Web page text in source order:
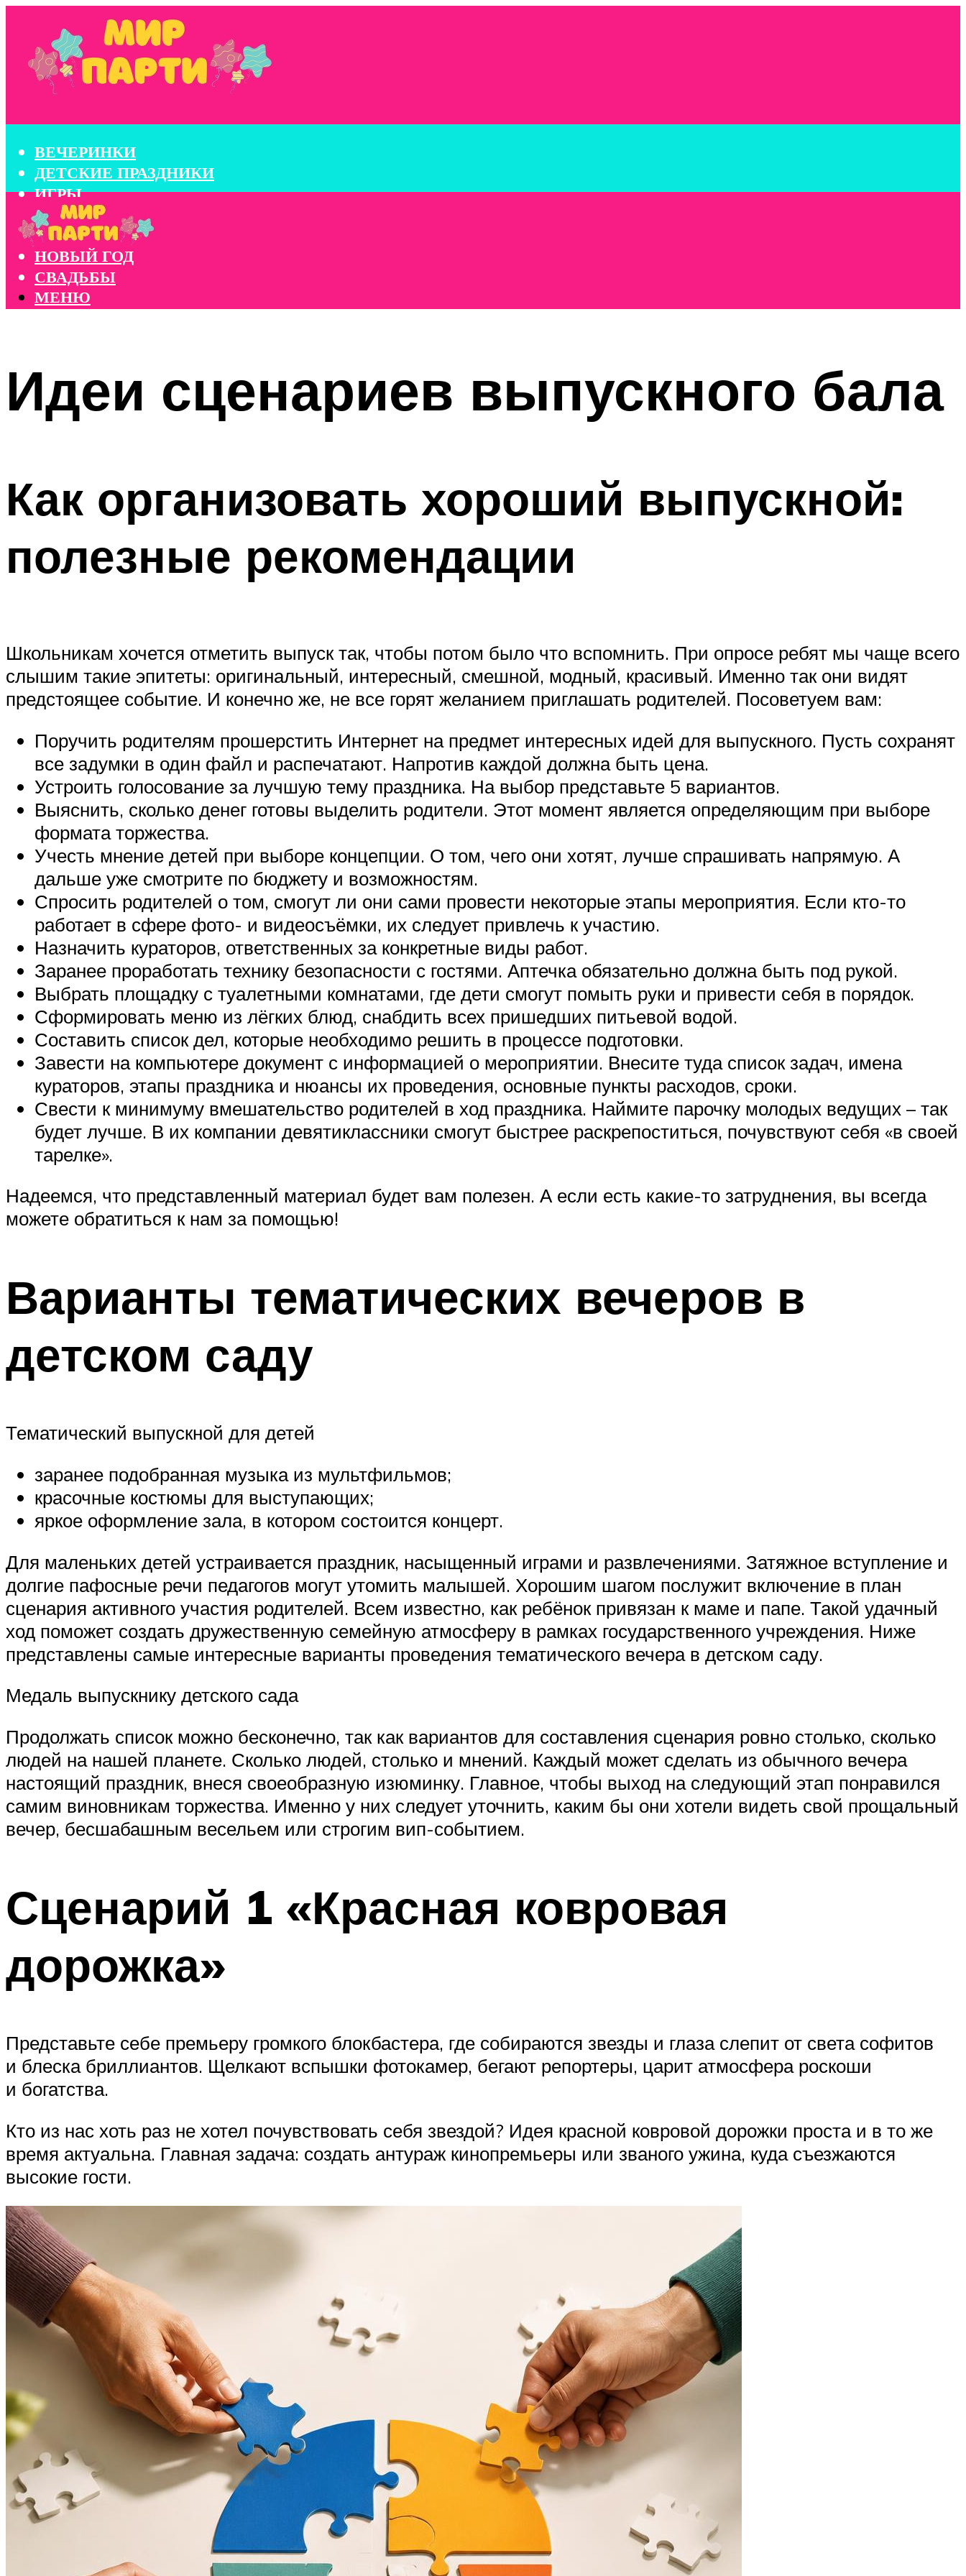
ВЕЧЕРИНКИ
ДЕТСКИЕ ПРАЗДНИКИ
ИГРЫ
КОНКУРСЫ
КОРПОРАТИВЫ
НОВЫЙ ГОД
СВАДЬБЫ
МЕНЮ
Идеи сценариев выпускного бала
Как организовать хороший выпускной:
полезные рекомендации
Школьникам хочется отметить выпуск так, чтобы потом было что вспомнить. При опросе ребят мы чаще всего
слышим такие эпитеты: оригинальный, интересный, смешной, модный, красивый. Именно так они видят
предстоящее событие. И конечно же, не все горят желанием приглашать родителей. Посоветуем вам:
Поручить родителям прошерстить Интернет на предмет интересных идей для выпускного. Пусть сохранят
все задумки в один файл и распечатают. Напротив каждой должна быть цена.
Устроить голосование за лучшую тему праздника. На выбор представьте 5 вариантов.
Выяснить, сколько денег готовы выделить родители. Этот момент является определяющим при выборе
формата торжества.
Учесть мнение детей при выборе концепции. О том, чего они хотят, лучше спрашивать напрямую. А
дальше уже смотрите по бюджету и возможностям.
Спросить родителей о том, смогут ли они сами провести некоторые этапы мероприятия. Если кто-то
работает в сфере фото- и видеосъёмки, их следует привлечь к участию.
Назначить кураторов, ответственных за конкретные виды работ.
Заранее проработать технику безопасности с гостями. Аптечка обязательно должна быть под рукой.
Выбрать площадку с туалетными комнатами, где дети смогут помыть руки и привести себя в порядок.
Сформировать меню из лёгких блюд, снабдить всех пришедших питьевой водой.
Составить список дел, которые необходимо решить в процессе подготовки.
Завести на компьютере документ с информацией о мероприятии. Внесите туда список задач, имена
кураторов, этапы праздника и нюансы их проведения, основные пункты расходов, сроки.
Свести к минимуму вмешательство родителей в ход праздника. Наймите парочку молодых ведущих – так
будет лучше. В их компании девятиклассники смогут быстрее раскрепоститься, почувствуют себя «в своей
тарелке».
Надеемся, что представленный материал будет вам полезен. А если есть какие-то затруднения, вы всегда
можете обратиться к нам за помощью!
Варианты тематических вечеров в
детском саду
Тематический выпускной для детей
заранее подобранная музыка из мультфильмов;
красочные костюмы для выступающих;
яркое оформление зала, в котором состоится концерт.
Для маленьких детей устраивается праздник, насыщенный играми и развлечениями. Затяжное вступление и
долгие пафосные речи педагогов могут утомить малышей. Хорошим шагом послужит включение в план
сценария активного участия родителей. Всем известно, как ребёнок привязан к маме и папе. Такой удачный
ход поможет создать дружественную семейную атмосферу в рамках государственного учреждения. Ниже
представлены самые интересные варианты проведения тематического вечера в детском саду.
Медаль выпускнику детского сада
Продолжать список можно бесконечно, так как вариантов для составления сценария ровно столько, сколько
людей на нашей планете. Сколько людей, столько и мнений. Каждый может сделать из обычного вечера
настоящий праздник, внеся своеобразную изюминку. Главное, чтобы выход на следующий этап понравился
самим виновникам торжества. Именно у них следует уточнить, каким бы они хотели видеть свой прощальный
вечер, бесшабашным весельем или строгим вип-событием.
Сценарий 1 «Красная ковровая
дорожка»
Представьте себе премьеру громкого блокбастера, где собираются звезды и глаза слепит от света софитов
и блеска бриллиантов. Щелкают вспышки фотокамер, бегают репортеры, царит атмосфера роскоши
и богатства.
Кто из нас хоть раз не хотел почувствовать себя звездой? Идея красной ковровой дорожки проста и в то же
время актуальна. Главная задача: создать антураж кинопремьеры или званого ужина, куда съезжаются
высокие гости.